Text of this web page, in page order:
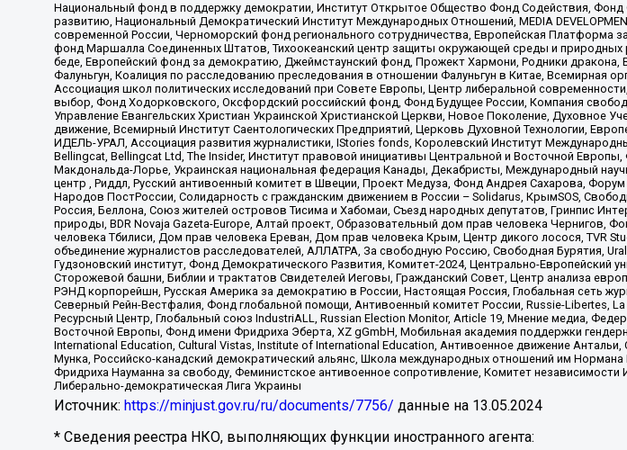
Национальный фонд в поддержку демократии, Институт Открытое Общество Фонд Содействия,
развитию, Национальный Демократический Институт Международных Отношений, MEDIA
современной России, Черноморский фонд регионального сотрудничества, Европейская
фонд Маршалла Соединенных Штатов, Тихоокеанский центр защиты окружающей среды и природных
беде, Европейский фонд за демократию, Джеймстаунский фонд, Прожект Хармони, Родники дракона,
Фалуньгун, Коалиция по расследованию преследования в отношении Фалуньгун в Китае, Всемирная
Ассоциация школ политических исследований при Совете Европы, Центр либеральной
выбор, Фонд Ходорковского, Оксфордский российский фонд, Фонд Будущее России, Компания
Управление Евангельских Христиан Украинской Христианской Церкви, Новое Поколение,
движение, Всемирный Институт Саентологических Предприятий, Церковь Духовной Технологии,
ИДЕЛЬ-УРАЛ, Ассоциация развития журналистики, IStories fonds, Королевский Институт
Bellingcat, Bellingcat Ltd, The Insider, Институт правовой инициативы Центральной и Восточной
Макдональда-Лорье, Украинская национальная федерация Канады, Декабристы, Международный
центр , Риддл, Русский антивоенный комитет в Швеции, Проект Медуза, Фонд Андрея Сахарова,
Народов ПостРоссии, Солидарность с гражданским движением в России – Solidarus, КрымSOS,
Россия, Беллона, Союз жителей островов Тисима и Хабомаи, Съезд народных депутатов, Гринпис
природы, BDR Novaja Gazeta-Europe, Алтай проект, Образовательный дом прав человека
человека Тбилиси, Дом прав человека Ереван, Дом прав человека Крым, Центр дикого лосося, TVR
объединение журналистов расследователей, АЛЛАТРА, За свободную Россию, Свободная Бурятия,
Гудзоновский институт, Фонд Демократического Развития, Комитет-2024, Центрально-
Сторожевой башни, Библии и трактатов Свидетелей Иеговы, Гражданский Совет, Центр анализа
РЭНД корпорейшн, Русская Америка за демократию в России, Настоящая Россия, Глобальная сеть
Северный Рейн-Вестфалия, Фонд глобальной помощи, Антивоенный комитет России, Russie-
Ресурсный Центр, Глобальный союз IndustriALL, Russian Election Monitor, Article 19, Мнение медиа,
Восточной Европы, Фонд имени Фридриха Эберта, XZ gGmbH, Мобильная академия поддержки
International Education, Cultural Vistas, Institute of International Education, Антивоенное движение
Мунка, Российско-канадский демократический альянс, Школа международных отношений им
Фридриха Науманна за свободу, Феминистское антивоенное сопротивление, Комитет
Либерально-демократическая Лига Украины
Источник: https://minjust.gov.ru/ru/documents/7756/ данные на 13.05.2024
* Сведения реестра НКО, выполняющих функции иностранного агента: